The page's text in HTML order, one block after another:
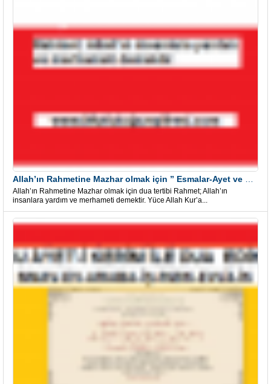
Allah’ın Rahmetine Mazhar olmak için dua tertibi Rahmet; Allah’ın
insanlara yardım ve merhameti demektir. Yüce Allah Kur’a...